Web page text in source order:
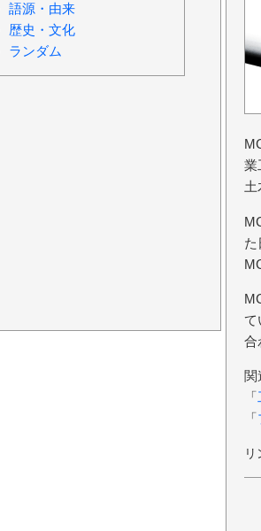
業
土
た
て
合
関
「
「
リ
語源・由来
歴史・文化
ランダム